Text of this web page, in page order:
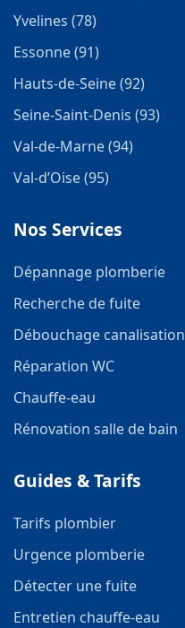
Yvelines (78)
Essonne (91)
Hauts-de-Seine (92)
Seine-Saint-Denis (93)
Val-de-Marne (94)
Val-d’Oise (95)
Nos Services
Dépannage plomberie
Recherche de fuite
Débouchage canalisation
Réparation WC
Chauffe-eau
Rénovation salle de bain
Guides & Tarifs
Tarifs plombier
Urgence plomberie
Détecter une fuite
Entretien chauffe-eau